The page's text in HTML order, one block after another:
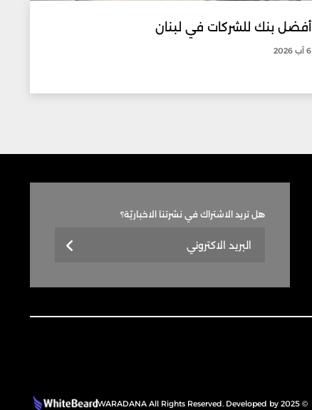
أفضل بنك للشركات في لبنان
6 آب 2026
هل تريد الاشتراك في نشرتنا الاخباريّة؟
© 2025 WARADANA All Rights Reserved. Developed by